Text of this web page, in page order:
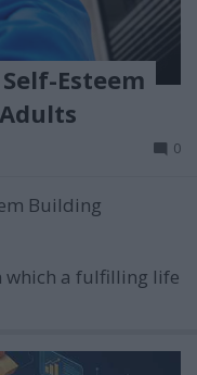
Esteem
0
Building
which a fulfilling life